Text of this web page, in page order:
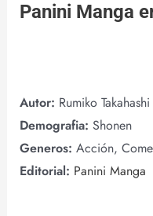
Panini Manga
Autor: Rumiko Takahashi
Demografia: Shonen
Generos: Acción,
Editorial: Panini Manga